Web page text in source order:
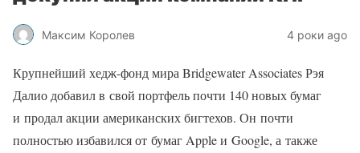
Максим Королев 4 роки ago
Крупнейший хедж-фонд мира Bridgewater Associates Рэя
Далио добавил в свой портфель почти 140 новых бумаг
и продал акции американских бигтехов. Он почти
полностью избавился от бумаг Apple и Google, а также